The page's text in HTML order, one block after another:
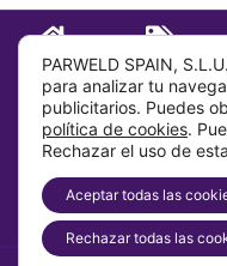
INICIO TIENDA
Sobre
Info
Dirección
PARWELD SPAIN,
para analizar tu
publicitarios. Puedes
política de cookies.
Rechazar el uso de
Aceptar todas las
Rechazar todas las